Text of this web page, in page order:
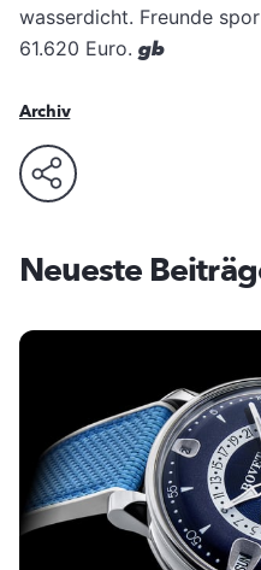
wasserdicht. Freunde
61.620 Euro. gb
Archiv
Neueste